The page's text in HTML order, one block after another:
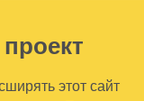
этот сайт